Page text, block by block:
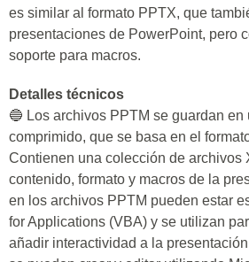
es similar al formato PPTX, que
presentaciones de PowerPoint, pero
soporte para macros.
Detalles técnicos
🔵 Los archivos PPTM se guardan en
comprimido, que se basa en el
Contienen una colección de archivos
contenido, formato y macros de la
en los archivos PPTM pueden estar
for Applications (VBA) y se utilizan
añadir interactividad a la